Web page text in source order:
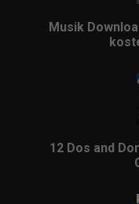
Musik
12 Dos and